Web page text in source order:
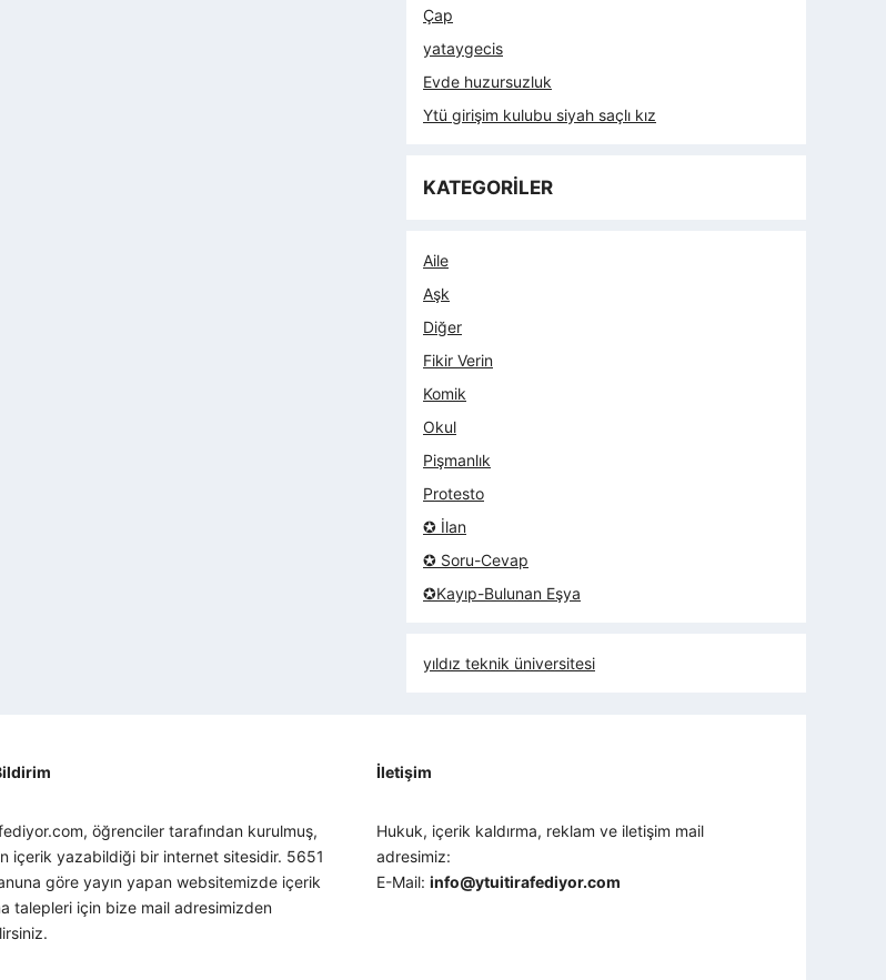
Çap
yataygecis
Evde huzursuzluk
Ytü girişim kulubu siyah saçlı kız
KATEGORİLER
Aile
Aşk
Diğer
Fikir Verin
Komik
Okul
Pişmanlık
Protesto
✪ İlan
✪ Soru-Cevap
✪Kayıp-Bulunan Eşya
yıldız teknik üniversitesi
öğrenciler tarafından kurulmuş,
içerik yazabildiği bir internet sitesidir. 5651
göre yayın yapan websitemizde içerik
talepleri için bize mail adresimizden
İletişim
Hukuk, içerik kaldırma, reklam ve iletişim mail
adresimiz:
E-Mail:info@ytuitirafediyor.com